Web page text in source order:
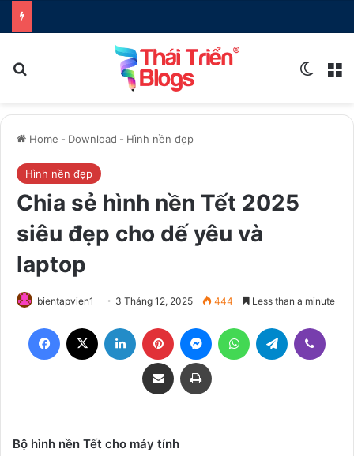
Home - Download - Hình nền đẹp
Hình nền đẹp
Chia sẻ hình nền Tết 2025
siêu đẹp cho dế yêu và
laptop
bientapvien1 3 Tháng 12, 2025 444 Less than a minute
Facebook LinkedIn Pinterest MessengerWhatsAppTelegram
Share via Email Print
Bộ hình nền Tết cho máy tính